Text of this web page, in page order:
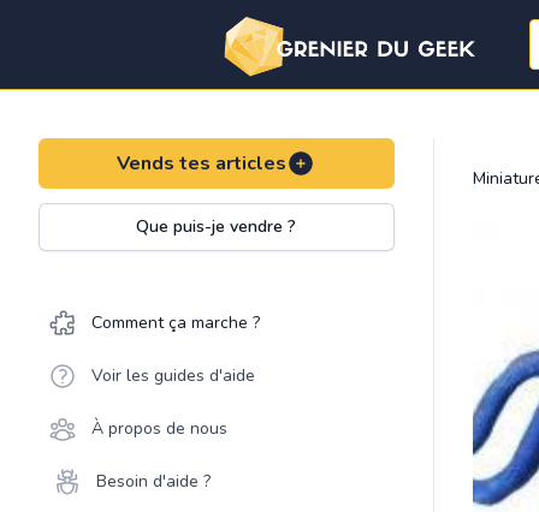
Vends tes articles
Que puis-je vendre ?
Comment ça marche ?
Voir les guides d'aide
À propos de nous
Besoin d'aide ?